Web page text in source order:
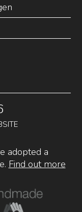
adopted a
Find out more